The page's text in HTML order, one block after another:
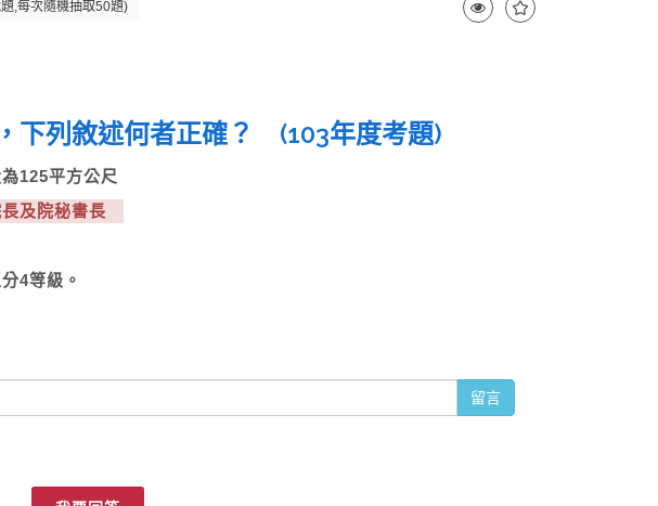
,每次隨機抽取50題)
下列敘述何者正確？ (103年度考題)
為125平方公尺
長及院秘書長
4等級。
留言